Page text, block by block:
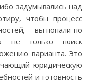
задумывались над
чтобы процесс
– вы попали по
не только поиск
варианта. Это
юридическую
и готовность